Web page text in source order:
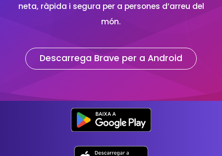
neta, ràpida i segura per a persones d’arreu del
món.
Descarrega Brave per a Android